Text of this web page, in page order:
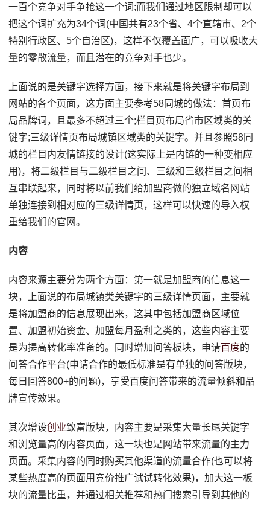
一百个竞争对手争抢这一个词;而我们通过地区限制却可以
把这个词扩充为34个词(中国共有23个省、4个直辖市、2个
特别行政区、5个自治区)，这样不仅覆盖面广，可以吸收大
量的零散流量，而且潜在的竞争对手也少。
上面说的是关键字选择方面，接下来就是将关键字布局到
网站的各个页面，这方面主要参考58同城的做法：首页布
局品牌词，且最多不超过三个;栏目页布局省市区域类的关
键字;三级详情页布局城镇区域类的关键字。并且参照58同
城的栏目内友情链接的设计(这实际上是内链的一种变相应
用)，将二级栏目与二级栏目之间、三级和三级栏目之间相
互串联起来，同时将以前我们给加盟商做的独立域名网站
单独连接到相对应的三级详情页，这样可以快速的导入权
重给我们的官网。
内容
内容来源主要分为两个方面：第一就是加盟商的信息这一
块，上面说的布局城镇类关键字的三级详情页面，主要就
是将加盟商的信息展现出来，这其中包括加盟商区域位
置、加盟初始资金、加盟每月盈利之类的，这些内容主要
是为提高转化率准备的。同时增加问答板块，申请百度的
问答合作平台(申请合作的最低标准是有单独的问答版块，
每日回答800+的问题)，享受百度问答带来的流量倾斜和品
牌宣传效果。
其次增设创业致富版块，内容主要是采集大量长尾关键字
和浏览量高的内容页面，这一块也是网站带来流量的主力
页面。采集内容的同时购买其他渠道的流量合作(也可以将
某些热度高的页面用竞价推广试试转化效果)，加大这一板
块的流量比重，并通过相关推荐和热门搜索引导到其他的